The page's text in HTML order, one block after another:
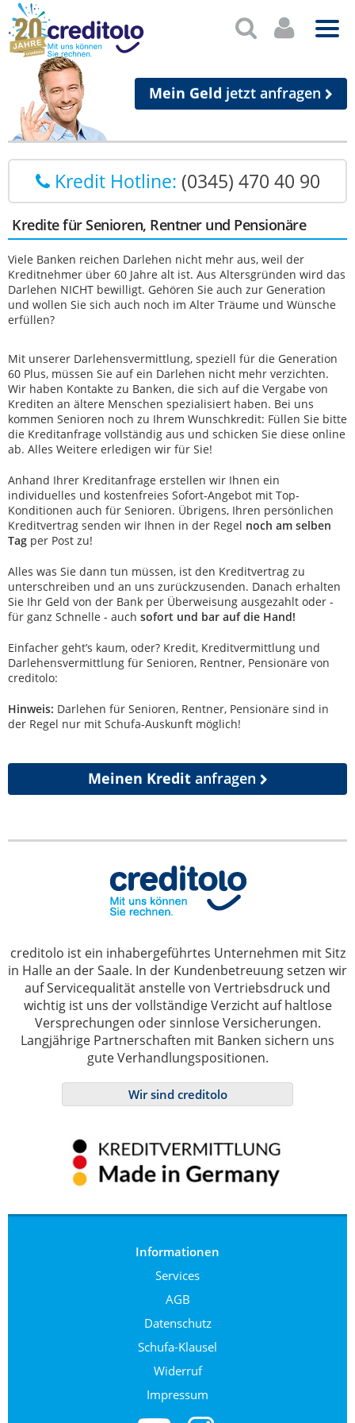
Mein Geld jetzt anfragen
Kredit Hotline: (0345) 470 40 90
Kredite für Senioren, Rentner und Pensionäre
Viele Banken reichen Darlehen nicht mehr aus, weil der
Kreditnehmer über 60 Jahre alt ist. Aus Altersgründen wird das
Darlehen NICHT bewilligt. Gehören Sie auch zur Generation
und wollen Sie sich auch noch im Alter Träume und Wünsche
erfüllen?
Mit unserer Darlehensvermittlung, speziell für die Generation
60 Plus, müssen Sie auf ein Darlehen nicht mehr verzichten.
Wir haben Kontakte zu Banken, die sich auf die Vergabe von
Krediten an ältere Menschen spezialisiert haben. Bei uns
kommen Senioren noch zu Ihrem Wunschkredit: Füllen Sie bitte
die Kreditanfrage vollständig aus und schicken Sie diese online
ab. Alles Weitere erledigen wir für Sie!
Anhand Ihrer Kreditanfrage erstellen wir Ihnen ein
individuelles und kostenfreies Sofort-Angebot mit Top-
Konditionen auch für Senioren. Übrigens, Ihren persönlichen
Kreditvertrag senden wir Ihnen in der Regel noch am selben
Tag per Post zu!
Alles was Sie dann tun müssen, ist den Kreditvertrag zu
unterschreiben und an uns zurückzusenden. Danach erhalten
Sie Ihr Geld von der Bank per Überweisung ausgezahlt oder -
für ganz Schnelle - auch sofort und bar auf die Hand!
Einfacher geht’s kaum, oder? Kredit, Kreditvermittlung und
Darlehensvermittlung für Senioren, Rentner, Pensionäre von
creditolo:
Hinweis: Darlehen für Senioren, Rentner, Pensionäre sind in
der Regel nur mit Schufa-Auskunft möglich!
Meinen Kreditanfragen
creditolo ist ein inhabergeführtes Unternehmen mit Sitz
in Halle an der Saale. In der Kundenbetreuung setzen wir
auf Servicequalität anstelle von Vertriebsdruck und
wichtig ist uns der vollständige Verzicht auf haltlose
Versprechungen oder sinnlose Versicherungen.
Langjährige Partnerschaften mit Banken sichern uns
gute Verhandlungspositionen.
Wir sind creditolo
Informationen
Services
AGB
Datenschutz
Schufa-Klausel
Widerruf
Impressum